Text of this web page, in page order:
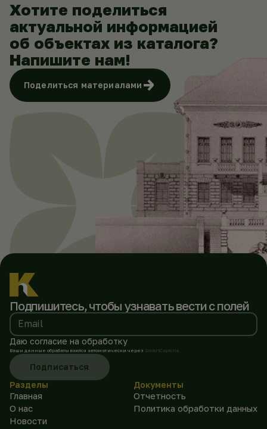
Хотите поделиться
актуальной информацией
об объектах из каталога?
Напишите нам!
Поделиться материалами
Подпишитесь, чтобы узнавать вести с полей
Email
Даю согласие на обработку
Ваши данные обрабатываются автоматически через SmartCaptcha
Подписаться
Разделы
Главная
О нас
Новости
Документы
Отчетность
Политика обработки данных